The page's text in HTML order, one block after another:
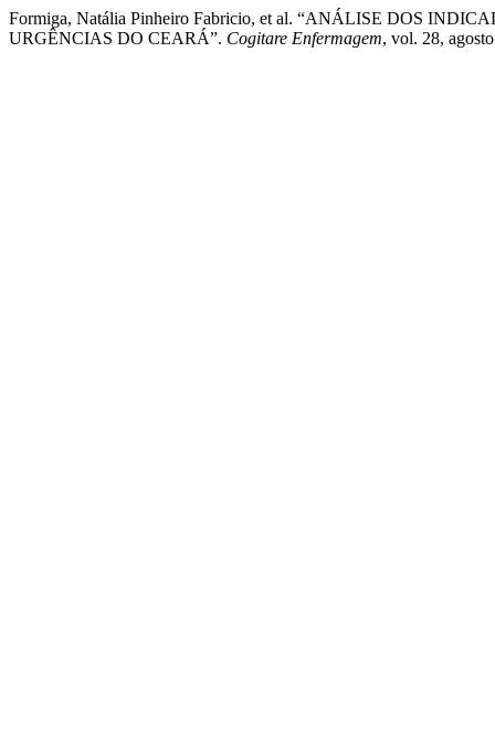
Formiga, Natália Pinheiro Fabricio, et al. “ANÁLISE DOS
URGÊNCIAS DO CEARÁ”. Cogitare Enfermagem, vol. 28,